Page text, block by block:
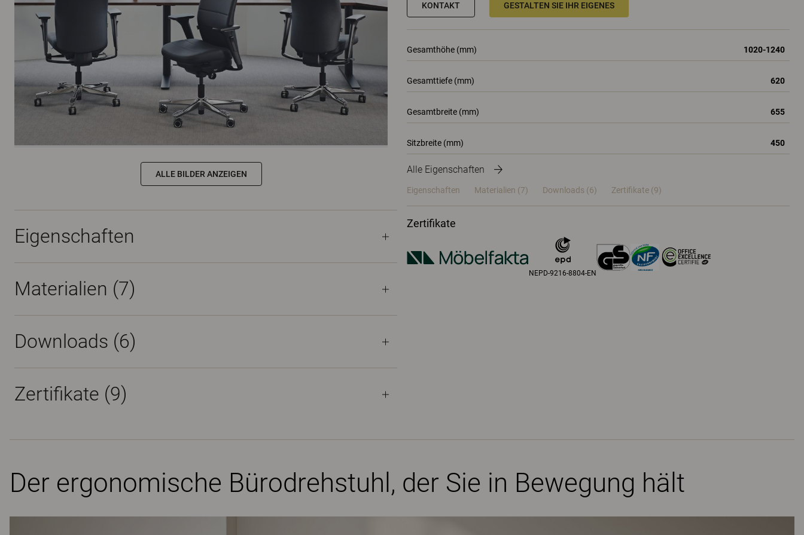
KONTAKT GESTALTEN SIE IHR EIGENES
Gesamthöhe (mm) 1020-1240
Gesamttiefe (mm) 620
Gesamtbreite (mm) 655
Sitzbreite (mm) 450
Alle Eigenschaften
Eigenschaften Materialien (7) Downloads (6) Zertifikate (9)
Zertifikate
NEPD-9216-8804-EN
ALLE BILDER ANZEIGEN
Eigenschaften
Materialien (7)
Downloads (6)
Zertifikate (9)
Der ergonomische Bürodrehstuhl, der Sie in Bewegung hält